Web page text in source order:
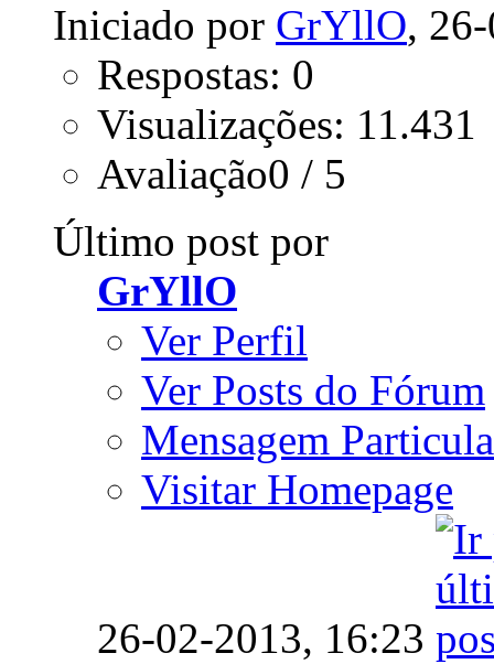
Iniciado por GrYllO,
Respostas: 0
Visualizações: 11.431
Avaliação0 / 5
Último post por
GrYllO
Ver Perfil
Ver Posts do Fórum
Mensagem
Visitar Homepage
26-02-2013, 16:23